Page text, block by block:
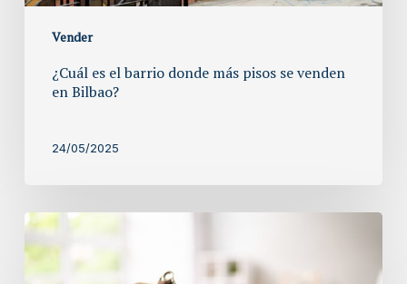
Vender
¿Cuál es el barrio donde más pisos se venden
en Bilbao?
24/05/2025
¿Cuánto
vale
tu